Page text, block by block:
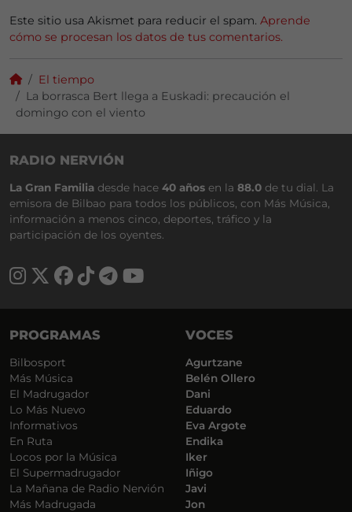
Este sitio usa Akismet para reducir el spam. Aprende
cómo se procesan los datos de tus comentarios.
El tiempo
La borrasca Bert llega a Euskadi: precaución el
domingo con el viento
RADIO NERVIÓN
La Gran Familia desde hace 40 años en la 88.0 de tu dial. La
emisora de Bilbao para todos los públicos, con Más Música,
información a menos cinco, deportes, tráfico y la
participación de los oyentes.
PROGRAMAS
Bilbosport
Más Música
El Madrugador
Lo Más Nuevo
Informativos
En Ruta
Locos por la Música
El Supermadrugador
La Mañana de Radio Nervión
Más Madrugada
VOCES
Agurtzane
Belén Ollero
Dani
Eduardo
Eva Argote
Endika
Iker
Iñigo
Javi
Jon